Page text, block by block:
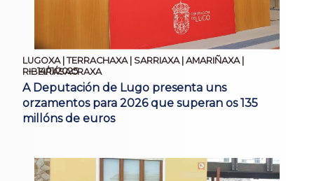
LUGOXA | TERRACHAXA | SARRIAXA | AMARIÑAXA |
RIBEIRASACRAXA
14/11/2025
A Deputación de Lugo presenta uns
orzamentos para 2026 que superan os 135
millóns de euros